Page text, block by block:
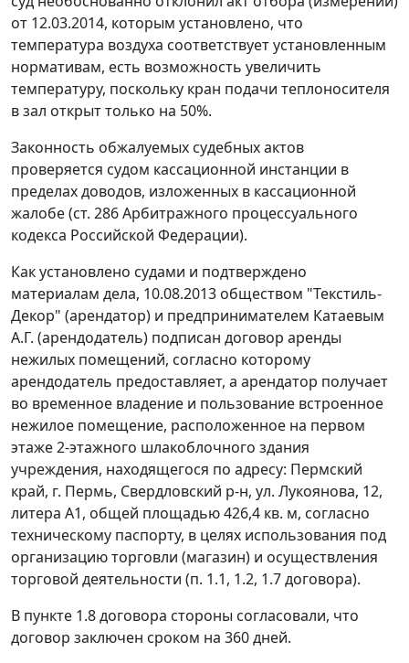
от 12.03.2014, которым установлено, что
температура воздуха соответствует установленным
нормативам, есть возможность увеличить
температуру, поскольку кран подачи теплоносителя
в зал открыт только на 50%.
Законность обжалуемых судебных актов
проверяется судом кассационной инстанции в
пределах доводов, изложенных в кассационной
жалобе (ст. 286 Арбитражного процессуального
кодекса Российской Федерации).
Как установлено судами и подтверждено
материалам дела, 10.08.2013 обществом "Текстиль-
Декор" (арендатор) и предпринимателем Катаевым
А.Г. (арендодатель) подписан договор аренды
нежилых помещений, согласно которому
арендодатель предоставляет, а арендатор получает
во временное владение и пользование встроенное
нежилое помещение, расположенное на первом
этаже 2-этажного шлакоблочного здания
учреждения, находящегося по адресу: Пермский
край, г. Пермь, Свердловский р-н, ул. Лукоянова, 12,
литера А1, общей площадью 426,4 кв. м, согласно
техническому паспорту, в целях использования под
организацию торговли (магазин) и осуществления
торговой деятельности (п. 1.1, 1.2, 1.7 договора).
В пункте 1.8 договора стороны согласовали, что
договор заключен сроком на 360 дней.